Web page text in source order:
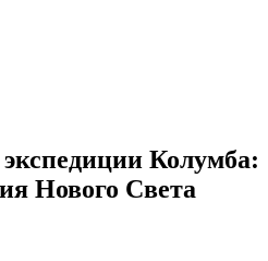
Колумба:
Нового Света